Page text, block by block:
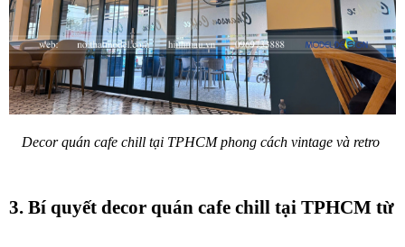
Decor quán cafe chill tại TPHCM phong cách vintage và retro
3. Bí quyết decor quán cafe chill tại TPHCM từ